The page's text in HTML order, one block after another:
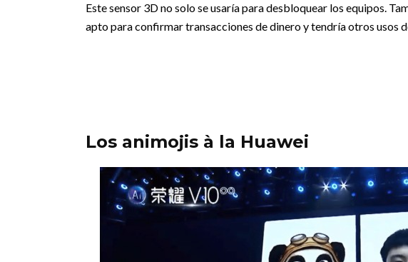
Este sensor 3D no solo se usaría para desbloquear los equipos.
apto para confirmar transacciones de dinero y tendría otros usos
Los animojis à la Huawei